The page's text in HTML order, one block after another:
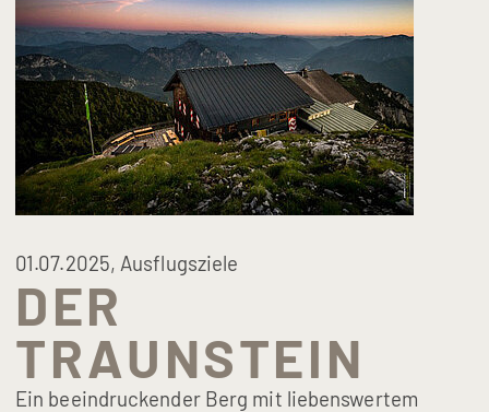
01.07.2025, Ausflugsziele
DER
TRAUNSTEIN
Ein beeindruckender Berg mit liebenswertem